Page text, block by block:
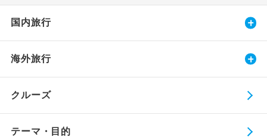
国内旅行
海外旅行
クルーズ
テーマ・目的